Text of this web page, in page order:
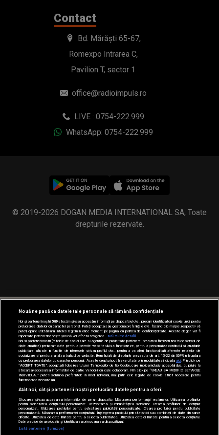
Contact
Bd. Mărăști 65-67,
Romexpo Intrarea C,
Pavilion T, sector 1
office@radioimpuls.ro
LIVE : 0754-222.999
WhatsApp: 0754-222.999
© 2019-2026 DOGAN MEDIA INTERNATIONAL SA, Toate
drepturile rezervate.
Nouă ne pasă ca datele tale personale să rămână confidențiale
Noi și partenerii noștri589stocăm și/sau accesăm informații pe dispozitivul dvs., precum identificatorii cookie unici pentru
prelucrarea datelor cu caracter personal. Puteți accepta sau gestiona preferințele dvs. făcând clic mai jos, respectiv vă
puteți opune utilizării unui interes legitim în orice moment pe pagina cu politica de confidențialitate. Aceste alegeri vor fi
raportate partenerilor noștri și nu vă vor afecta navigarea.
Mai multe detalii
Noi si partenerii nostri (retelele de socializare si agentiile de publicitate partenere, precum si furnizorii nostri de servicii de
date analitice) prelucram date pentru a permite website-ului sa functioneze, pentru a personaliza continutul si anunturile
publicitare afisate in functie de interesele si/sau profilul dvs., pentru a va oferi functionalitati aferente retelelor de
socializare si pentru a analiza traficul pe website. Beneficiati de drepturile prevazute de art. 15-22 din GDPR in legatura
cu prelucrarea datelor cu caracter personal. Aceste drepturi pot fi exercitate prin modalitatea indicataaici . Prin click pe
“ACCEPT TOATE”, acceptati folosirea tuturor Tehnologiilor de tip Cookie, care implica inclusiv acceptul dvs. cu privire la
stocarea/accesarea informatiilor de catre Vendor-ii cu care colaboram. Prin click pe “VREAU SA MODIFIC SETARILE
INDIVIDUAL” puteti schimba preferintele in mod individual, mai putin cele legate de cookie strict necesare pentru
functionarea website-ului.
Atât noi, cât și partenerii noștri prelucrăm datele pentru a oferi:
Stocarea și/sau accesarea informațiilor de pe un dispozitiv. Măsurarea performanței reclamelor. Utilizarea profilurilor
pentru selectarea conținutului personalizat. Dezvoltarea și îmbunătățirea serviciilor. Crearea profilurilor de conținut
personalizat. Utilizarea profilurilor pentru selectarea publicității personalizate. Crearea profilurilor pentru publicitate
personalizată. Măsurarea performanței conținutului. Înțelegerea publicului prin statistici sau combinații de date din surse
diferite. Utilizarea de date limitate pentru a selecta publicitatea. Utilizarea datelor limitate pentru a selecta conținutul.
Date precise de geolocație și identificarea prin scanarea dispozitivului.
Listă parteneri (furnizori)